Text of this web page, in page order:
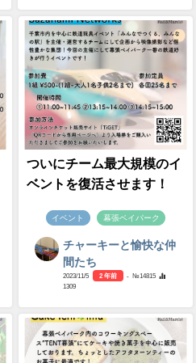
ついにチーム最大規模のイ
ベントを復活させます！
イベント 幕張ベイパーク
チャーキーと愉快な仲
間たち
2023/11/5 2 年前
- №14815
1309